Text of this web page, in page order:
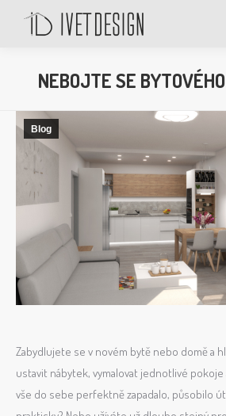
NEBOJTE SE
Blog
Zabydlujete se v novém bytě nebo domě a
ustavit nábytek, vymalovat jednotlivé pokoje
vše do sebe perfektně zapadalo, působilo